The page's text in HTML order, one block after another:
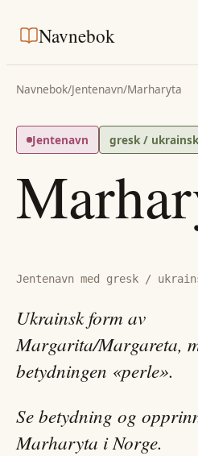
Navnebok
Navnebok/Jentenavn/Marharyta
Jentenavn gresk /
Jentenavn med gresk /
Ukrainsk form av
Margarita/Margareta,
betydningen «perle».
Se betydning og
Marharyta i Norge.